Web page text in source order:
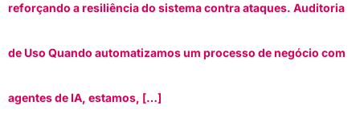
reforçando a resiliência do sistema contra ataques. Auditoria
de Uso Quando automatizamos um processo de negócio com
agentes de IA, estamos, […]